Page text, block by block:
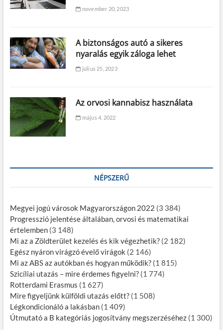
november 20, 2023
A biztonságos autó a sikeres
nyaralás egyik záloga lehet
július 25, 2023
Az orvosi kannabisz használata
május 4, 2022
NÉPSZERŰ
Megyei jogú városok Magyarországon 2022 (3 384)
Progresszió jelentése általában, orvosi és matematikai
értelemben (3 148)
Mi az a Zöldterület kezelés és kik végezhetik? (2 182)
Egész nyáron virágzó évelő virágok (2 146)
Mi az ABS az autókban és hogyan működik? (1 815)
Szicíliai utazás – mire érdemes figyelni? (1 774)
Rotterdami Erasmus (1 627)
Mire figyeljünk külföldi utazás előtt? (1 508)
Légkondicionáló a lakásban (1 409)
Útmutató a B kategóriás jogosítvány megszerzéséhez (1 300)